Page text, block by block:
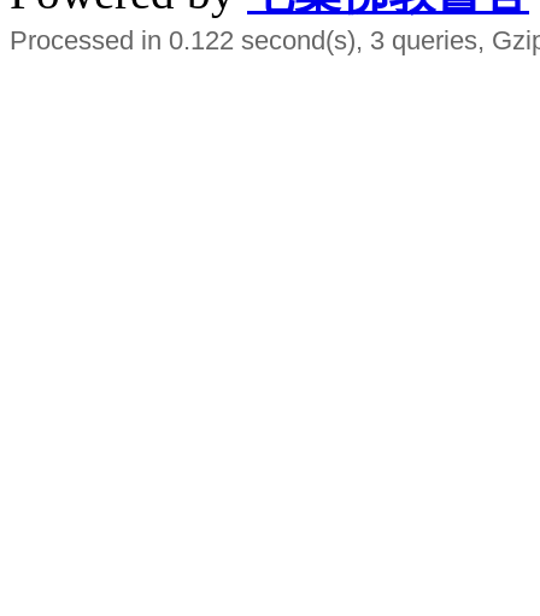
Processed in 0.122 second(s), 3 queries,